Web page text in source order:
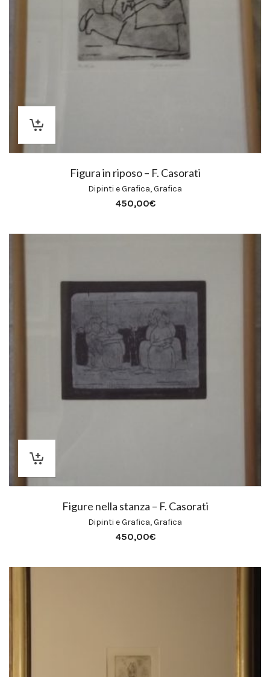
Figura in riposo – F. Casorati
Dipinti e Grafica,Grafica
450,00€
Figure nella stanza – F. Casorati
Dipinti e Grafica,Grafica
450,00€